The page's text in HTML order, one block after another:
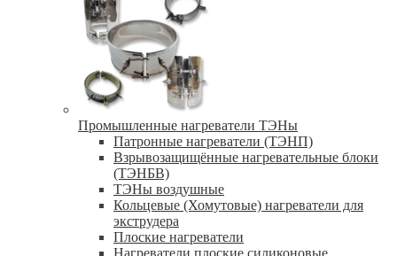
Промышленные нагреватели ТЭНы
Патронные нагреватели (ТЭНП)
Взрывозащищённые нагревательные блоки
(ТЭНБВ)
ТЭНы воздушные
Кольцевые (Хомутовые) нагреватели для
экструдера
Плоские нагреватели